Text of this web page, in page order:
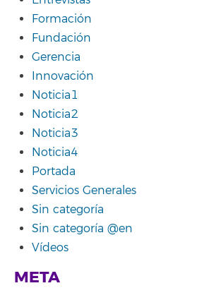
Formación
Fundación
Gerencia
Innovación
Noticia1
Noticia2
Noticia3
Noticia4
Portada
Servicios Generales
Sin categoría
Sin categoría @en
Vídeos
META